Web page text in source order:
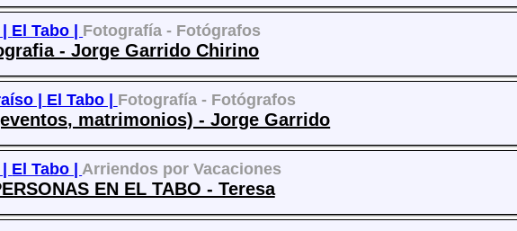
El Tabo | Fotografía - Fotógrafos
- Jorge Garrido Chirino
| El Tabo | Fotografía - Fotógrafos
matrimonios) - Jorge Garrido
El Tabo |Arriendos por Vacaciones
EN EL TABO - Teresa